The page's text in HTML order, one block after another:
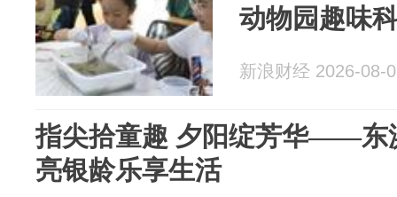
动物园趣味
新浪财经 2026-08-
指尖拾童趣 夕阳绽芳华——东
亮银龄乐享生活